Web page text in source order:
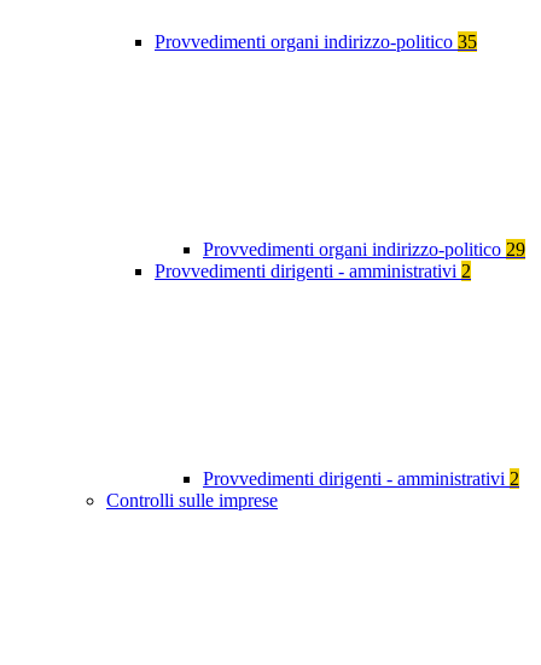
Provvedimenti organi indirizzo-politico 35
Provvedimenti organi indirizzo-politico 29
Provvedimenti dirigenti - amministrativi 2
Provvedimenti dirigenti - amministrativi 2
Controlli sulle imprese